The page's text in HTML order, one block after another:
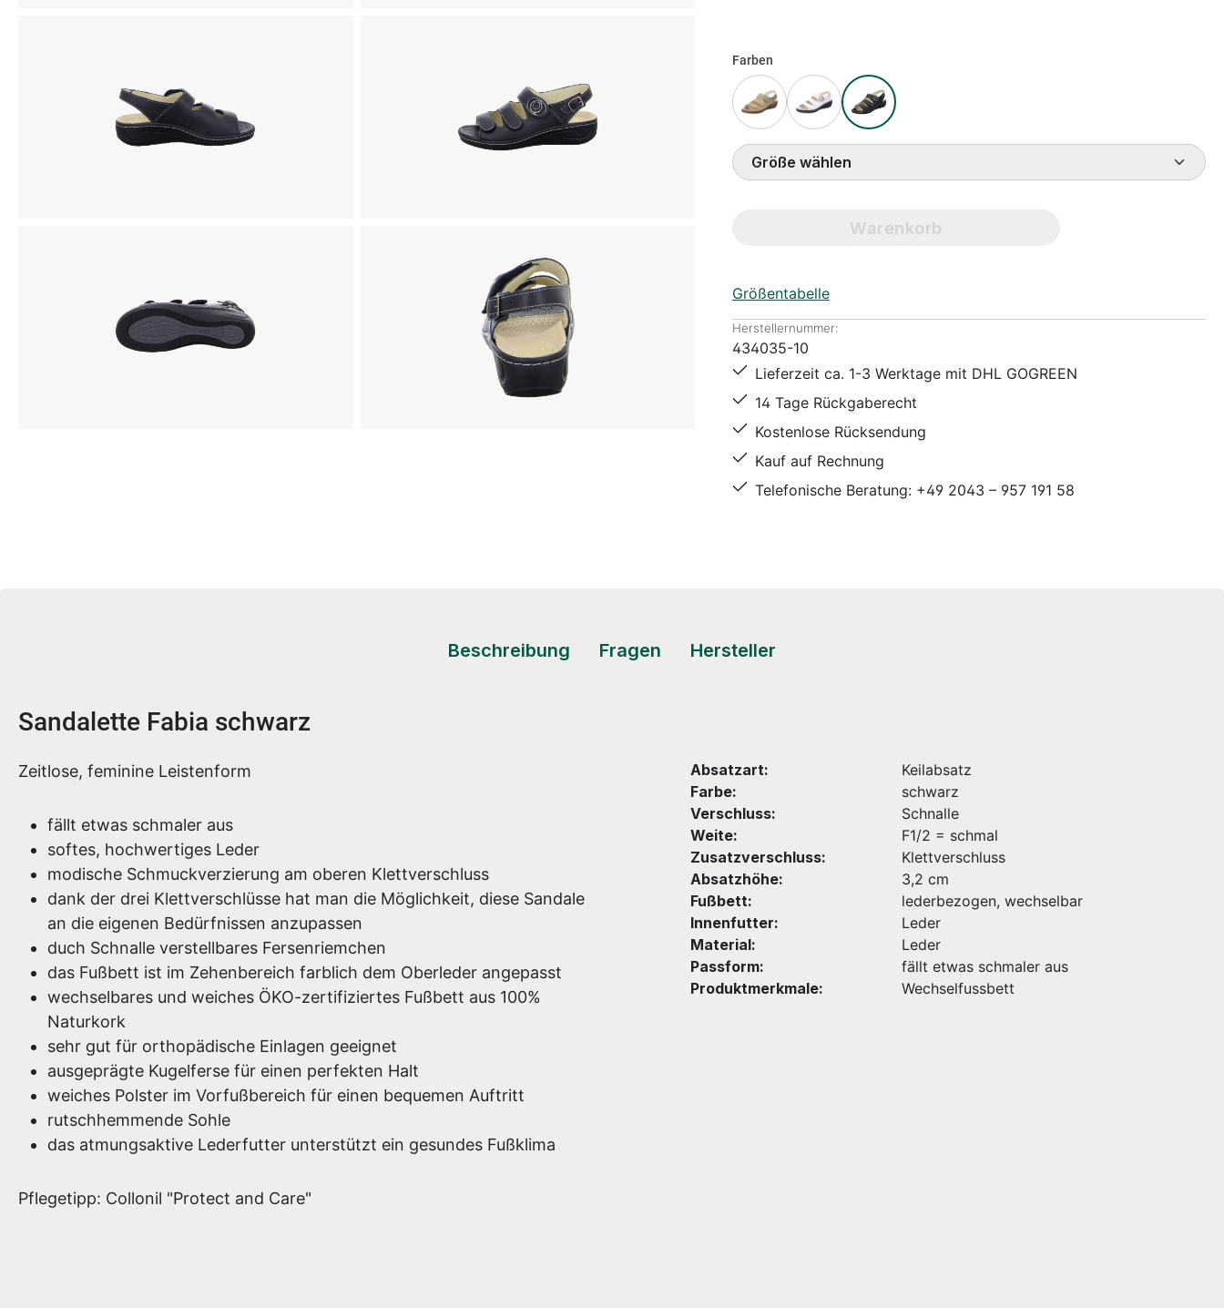
Farben
Größe wählen
Warenkorb
Größentabelle
Herstellernummer:
434035-10
Lieferzeit ca. 1-3 Werktage mit DHL GOGREEN
14 Tage Rückgaberecht
Kostenlose Rücksendung
Kauf auf Rechnung
Telefonische Beratung: +49 2043 – 957 191 58
Beschreibung Fragen Hersteller
Produktinformationen
Sandalette Fabia schwarz
Zeitlose, feminine Leistenform
fällt etwas schmaler aus
softes, hochwertiges Leder
modische Schmuckverzierung am oberen Klettverschluss
dank der drei Klettverschlüsse hat man die Möglichkeit, diese Sandale
an die eigenen Bedürfnissen anzupassen
duch Schnalle verstellbares Fersenriemchen
das Fußbett ist im Zehenbereich farblich dem Oberleder angepasst
wechselbares und weiches ÖKO-zertifiziertes Fußbett aus 100%
Naturkork
sehr gut für orthopädische Einlagen geeignet
ausgeprägte Kugelferse für einen perfekten Halt
weiches Polster im Vorfußbereich für einen bequemen Auftritt
rutschhemmende Sohle
das atmungsaktive Lederfutter unterstützt ein gesundes Fußklima
Pflegetipp: Collonil "Protect and Care"
Absatzart:
Keilabsatz
Farbe:
schwarz
Verschluss:
Schnalle
Weite:
F1/2 = schmal
Zusatzverschluss:
Klettverschluss
Absatzhöhe:
3,2 cm
Fußbett:
lederbezogen, wechselbar
Innenfutter:
Leder
Material:
Leder
Passform:
fällt etwas schmaler aus
Produktmerkmale:
Wechselfussbett